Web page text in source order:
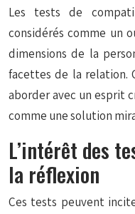
Les tests de
considérés comme un
dimensions de la
facettes de la relation.
aborder avec un esprit
comme une solution
L’intérêt des
la réflexion
Ces tests peuvent